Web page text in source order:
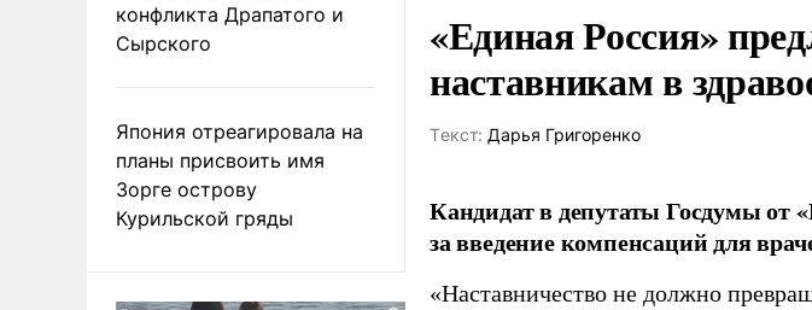
конфликта Драпатого и
Сырского
Япония отреагировала на
планы присвоить имя
Зорге острову
Курильской гряды
«Единая Россия»
наставникам в
Tекст: Дарья Григоренко
Кандидат в депутаты Госдумы от
за введение компенсаций для
«Наставничество не должно